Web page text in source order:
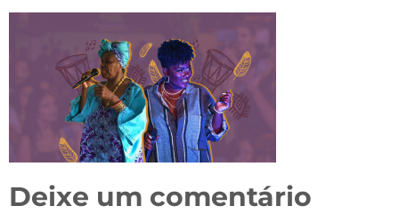
Deixe um comentário